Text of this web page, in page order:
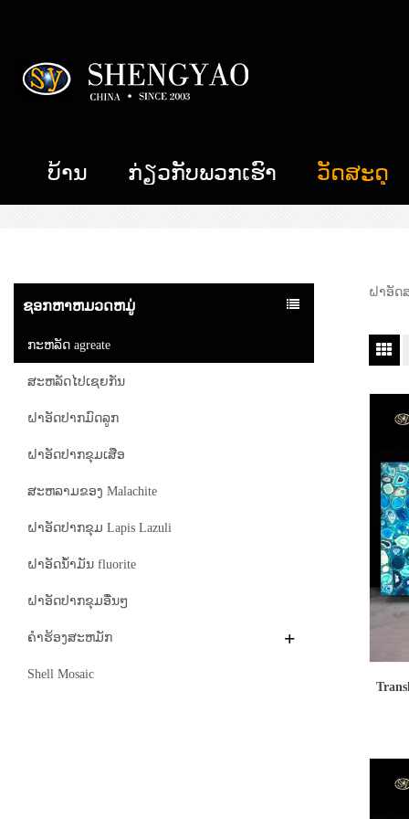
ບ້ານ ກ່ຽວ​ກັບ​ພວກ​ເຮົາ ວັດສະດຸ
ຊອກຫາຫມວດຫມູ່
ກະຫລັດ agreate
ສະຫລັດໄປເຊຍກັນ
ຝາອັດປາກມົດລູກ
ຝາອັດປາກຂຸມເສືອ
ສະຫລາມຂອງ Malachite
ຝາອັດປາກຂຸມ Lapis Lazuli
ຝາອັດນ້ໍາມັນ fluorite
ຝາອັດປາກຂຸມອື່ນໆ
ຄໍາຮ້ອງສະຫມັກ
Shell Mosaic
ຝາອັດ